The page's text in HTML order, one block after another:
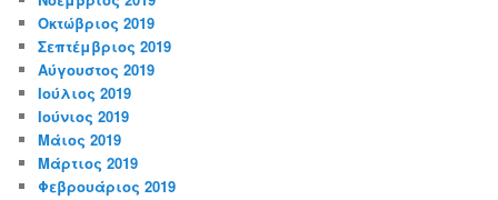
Οκτώβριος 2019
Σεπτέμβριος 2019
Αύγουστος 2019
Ιούλιος 2019
Ιούνιος 2019
Μάιος 2019
Μάρτιος 2019
Φεβρουάριος 2019